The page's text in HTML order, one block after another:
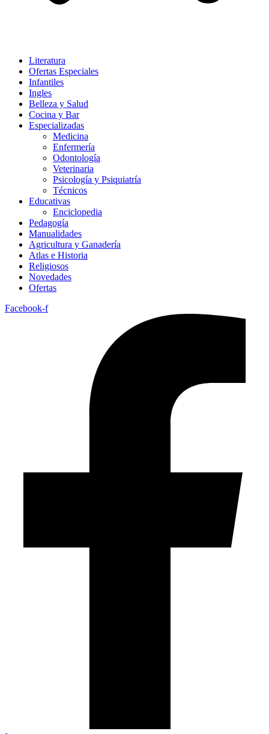
Literatura
Ofertas Especiales
Infantiles
Ingles
Belleza y Salud
Cocina y Bar
Especializadas
Medicina
Enfermería
Odontología
Veterinaria
Psicología y Psiquiatría
Técnicos
Educativas
Enciclopedia
Pedagogía
Manualidades
Agricultura y Ganadería
Atlas e Historia
Religiosos
Novedades
Ofertas
Facebook-f